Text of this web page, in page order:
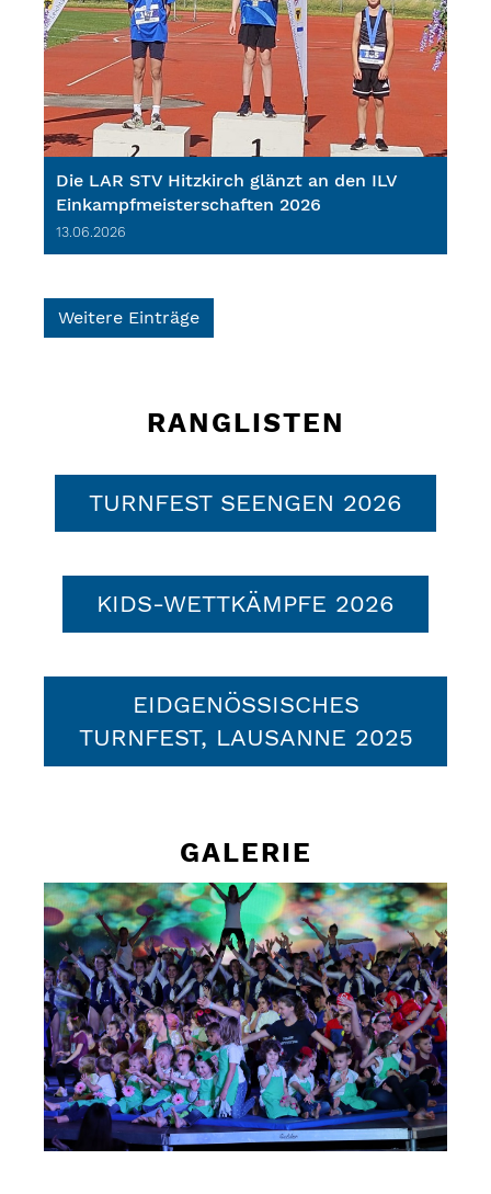
Die LAR STV Hitzkirch glänzt an den ILV
Einkampfmeisterschaften 2026
13.06.2026
Weitere Einträge
RANGLISTEN
TURNFEST SEENGEN 2026
KIDS-WETTKÄMPFE 2026
EIDGENÖSSISCHES
TURNFEST, LAUSANNE 2025
GALERIE